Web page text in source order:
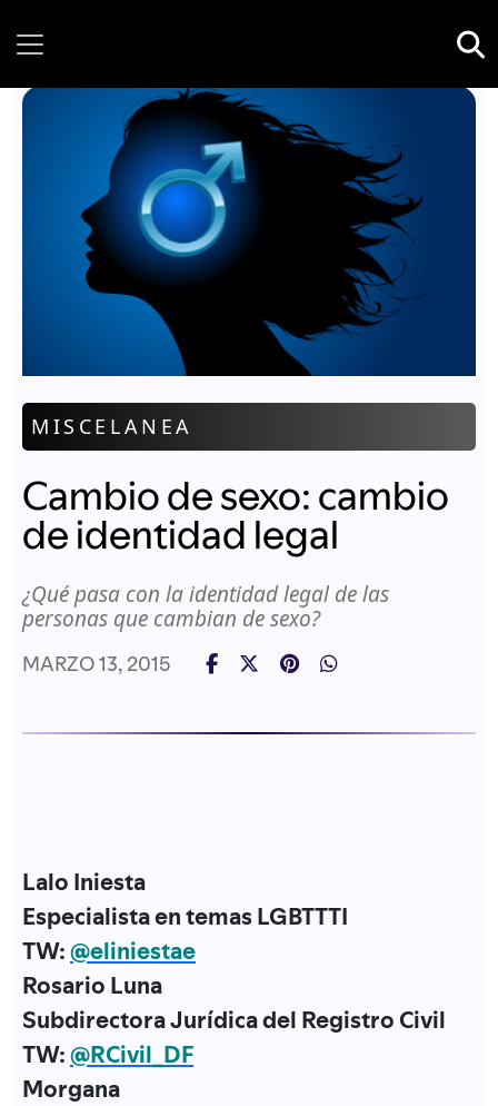
MISCELANEA
Cambio de sexo: cambio
de identidad legal
¿Qué pasa con la identidad legal de las
personas que cambian de sexo?
MARZO 13, 2015
Lalo Iniesta
Especialista en temas LGBTTTI
TW:@eliniestae
Rosario Luna
Subdirectora Jurídica del Registro Civil
TW:@RCivil_DF
Morgana